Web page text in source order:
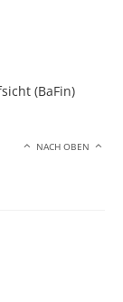
(BaFin)
NACH OBEN